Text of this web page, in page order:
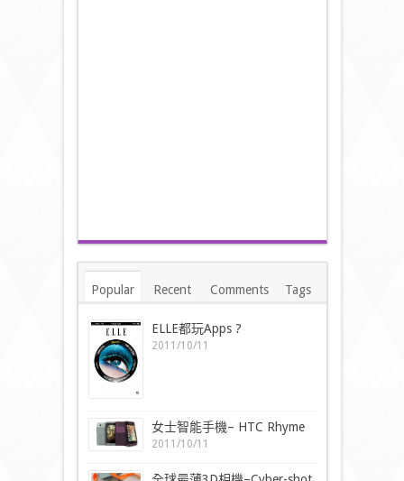
Popular Recent Comments Tags
ELLE都玩Apps ?
2011/10/11
女士智能手機– HTC Rhyme
2011/10/11